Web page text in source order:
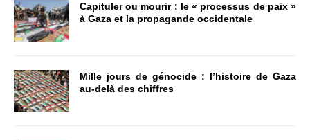
Capituler ou mourir : le « processus de paix »
à Gaza et la propagande occidentale
Mille jours de génocide : l’histoire de Gaza
au-delà des chiffres